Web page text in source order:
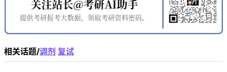
相关话题/调剂 复试